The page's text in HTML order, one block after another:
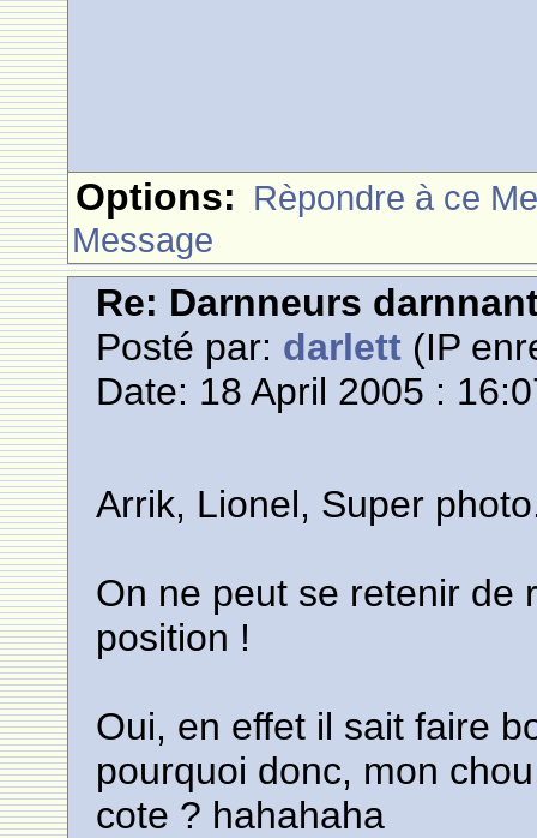
Options: Rèpondre à ce
Message
Re: Darnneurs
Posté par: darlett (IP
Date: 18 April 2005 :
Arrik, Lionel, Super
On ne peut se retenir de
position !
Oui, en effet il sait faire
pourquoi donc, mon
cote ? hahahaha